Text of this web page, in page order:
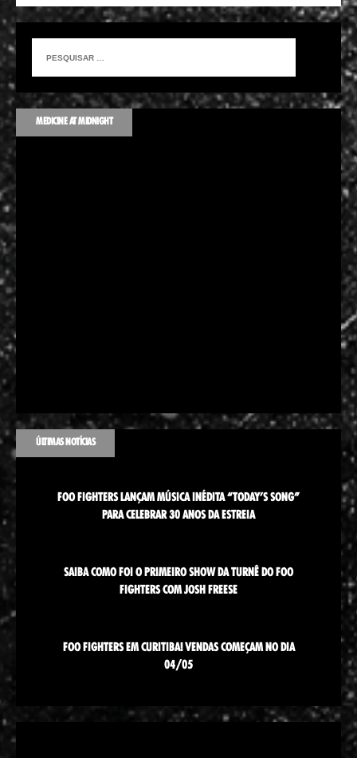
MEDICINE AT MIDNIGHT
ÚLTIMAS NOTÍCIAS
FOO FIGHTERS LANÇAM MÚSICA INÉDITA “TODAY’S SONG”
PARA CELEBRAR 30 ANOS DA ESTREIA
SAIBA COMO FOI O PRIMEIRO SHOW DA TURNÊ DO FOO
FIGHTERS COM JOSH FREESE
FOO FIGHTERS EM CURITIBA! VENDAS COMEÇAM NO DIA
04/05